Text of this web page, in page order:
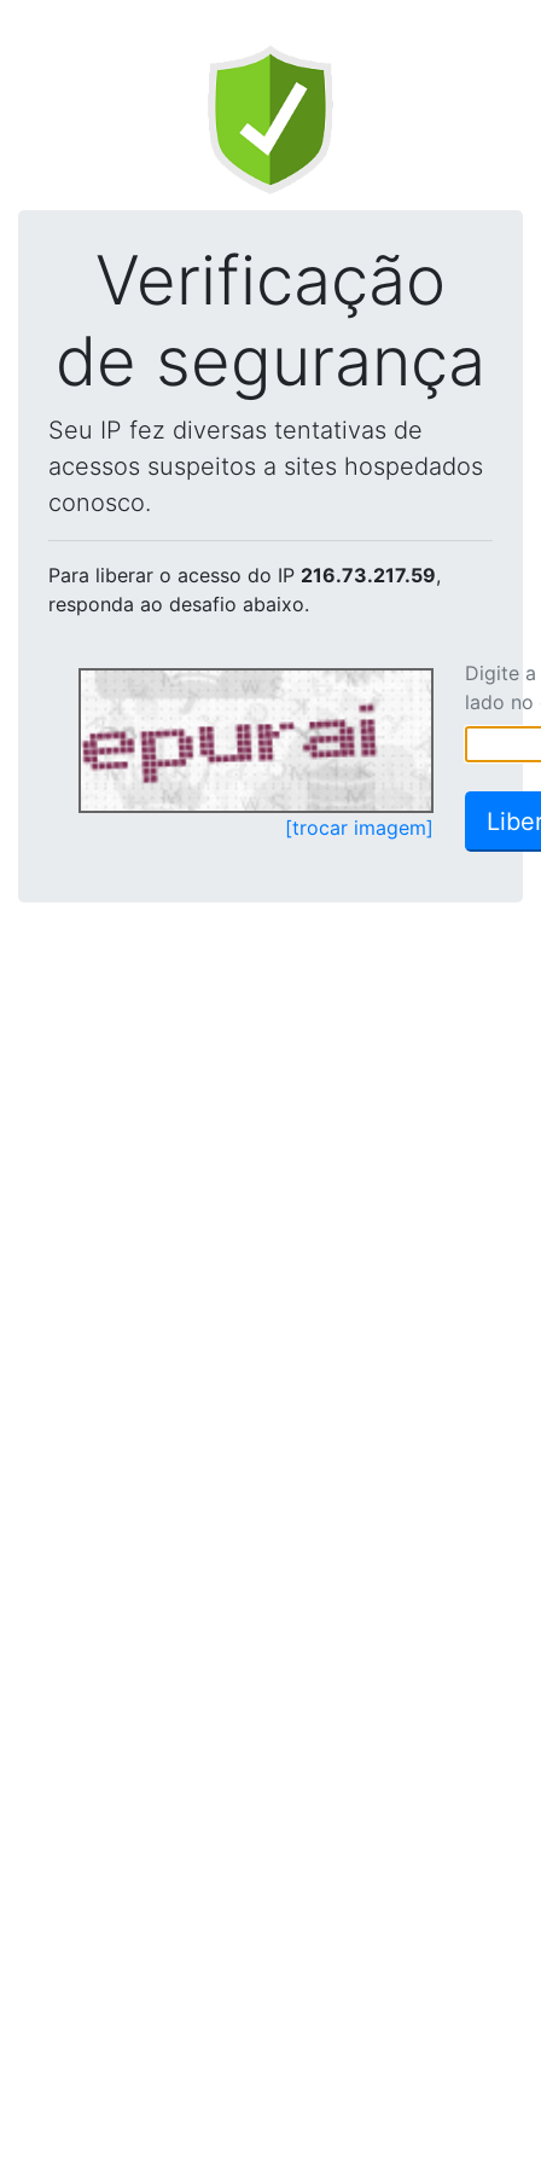
Verificação
de segurança
Seu IP fez diversas tentativas de
acessos suspeitos a sites hospedados
conosco.
Para liberar o acesso do IP 216.73.217.59,
responda ao desafio abaixo.
[trocar imagem]
Digite
lado no